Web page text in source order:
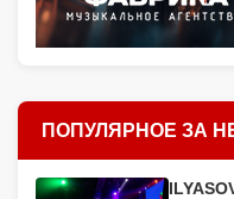
ПОПУЛЯРНОЕ ЗА